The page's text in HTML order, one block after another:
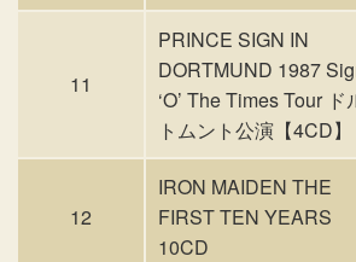
11
PRINCE SIGN IN
DORTMUND 1987
‘O’ The Times Tour ド
トムント公演【4CD】
12
IRON MAIDEN THE
FIRST TEN YEARS
10CD